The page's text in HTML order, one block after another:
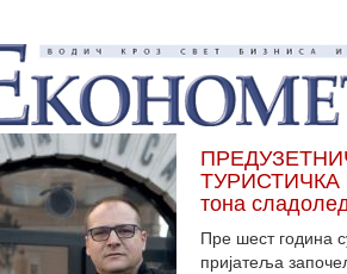
ТУРИСТИЧКА
тона
Пре шест година
пријатеља